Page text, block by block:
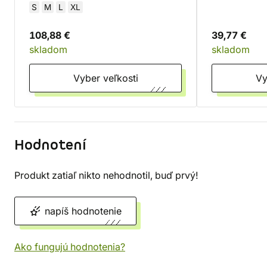
S M L XL
108,88 €
skladom
Vyber veľkosti
39,77 €
skladom
Hodnotení
Produkt zatiaľ nikto nehodnotil, buď prvý!
napíš hodnotenie
Ako fungujú hodnotenia?